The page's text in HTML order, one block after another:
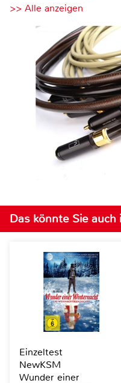
>> Alle anzeigen
Das könnte Sie
Einzeltest
NewKSM
Wunder einer